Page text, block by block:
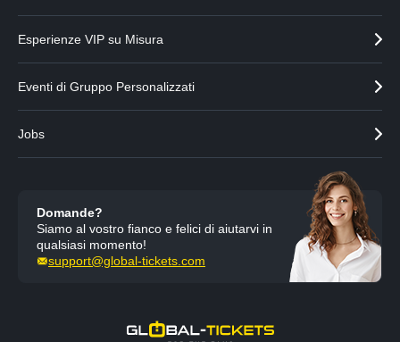
Esperienze VIP su Misura
Eventi di Gruppo Personalizzati
Jobs
Domande?
Siamo al vostro fianco e felici di aiutarvi in
qualsiasi momento!
support@global-tickets.com